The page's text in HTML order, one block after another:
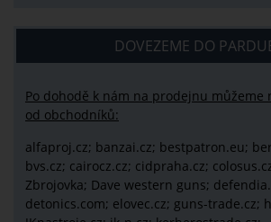
DOVEZEME DO
Po dohodě k nám na prodejnu můžeme
od obchodníků:
alfaproj.cz; banzai.cz; bestpatron.eu;
bvs.cz; cairocz.cz; cidpraha.cz;
Zbrojovka; Dave western guns;
detonics.com; elovec.cz; guns-trade.cz;